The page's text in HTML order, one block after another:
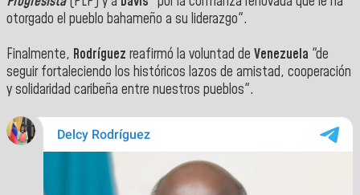
otorgado el pueblo bahameño a su liderazgo".
Finalmente, Rodríguez reafirmó la voluntad de Venezuela "de
seguir fortaleciendo los históricos lazos de amistad, cooperación
y solidaridad caribeña entre nuestros pueblos".